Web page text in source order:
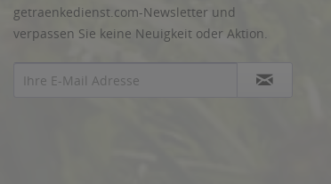
getraenkedienst.com-Newsletter und
verpassen Sie keine Neuigkeit oder Aktion.